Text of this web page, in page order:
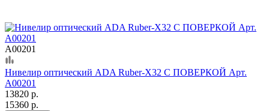
А00201
Нивелир оптический ADA Ruber-X32 С ПОВЕРКОЙ Арт.
А00201
13820 р.
15360 р.